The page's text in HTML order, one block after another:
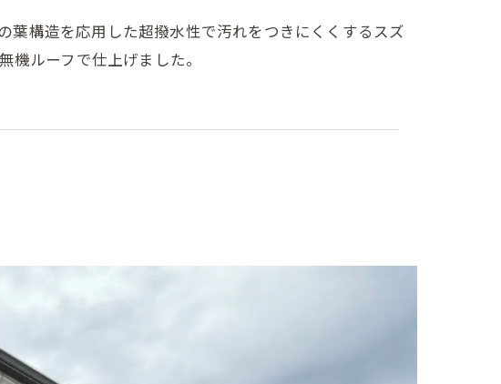
構造を応用した超撥水性で汚れをつきにくくするスズ
ルーフで仕上げました。